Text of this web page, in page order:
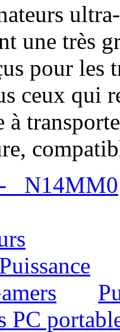
une très
pour les
ceux qui
à
N14MM0
PC